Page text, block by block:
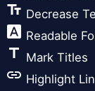
text_fields Decrease
font_download Readable
title Mark Titles
link Highlight